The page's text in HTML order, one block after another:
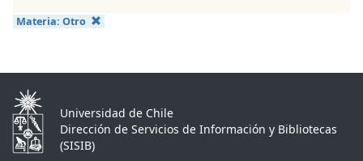
Materia: Otro
Universidad de Chile
Dirección de Servicios de Información y Bibliotecas
(SISIB)